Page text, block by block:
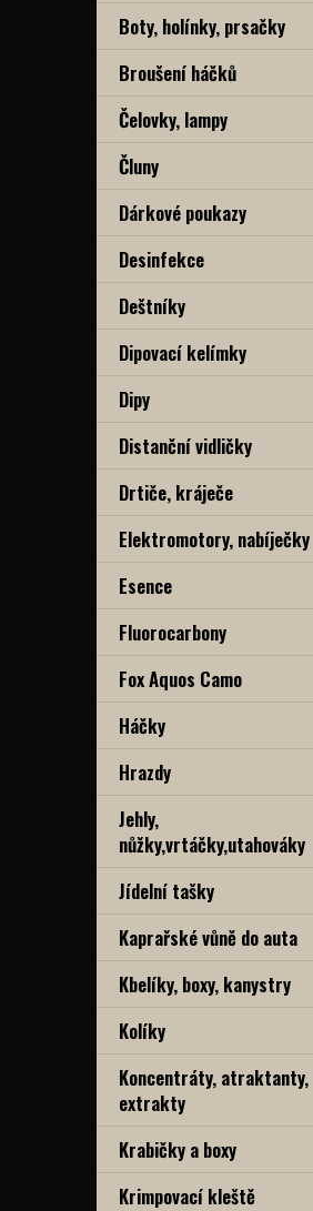
Boty, holínky, prsačky
Broušení háčků
Čelovky, lampy
Čluny
Dárkové poukazy
Desinfekce
Deštníky
Dipovací kelímky
Dipy
Distanční vidličky
Drtiče, kráječe
Elektromotory, nabíječky
Esence
Fluorocarbony
Fox Aquos Camo
Háčky
Hrazdy
Jehly,
nůžky,vrtáčky,utahováky
Jídelní tašky
Kaprařské vůně do auta
Kbelíky, boxy, kanystry
Kolíky
Koncentráty, atraktanty,
extrakty
Krabičky a boxy
Krimpovací kleště